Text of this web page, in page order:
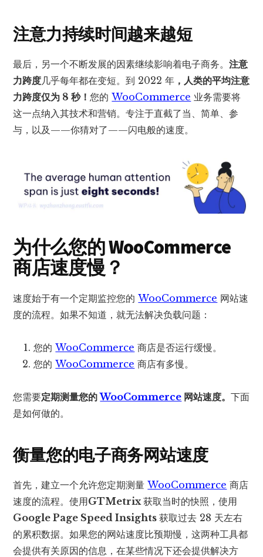
注意力持续时间越来越短
最后，另一个不断发展的因素继续影响着电子商务。注意
力跨度几乎每年都在变短。到 2022 年 ，人类的平均注意
力跨度仅为 8 秒！您的WooCommerce 业务需要将
这一点纳入其技术和营销。专注于直截了当、简单、参
与，以及——你猜对了——闪电般的速度。
为什么您的 WooCommerce
商店速度慢？
速度始于有一个定期监控您的WooCommerce 网站速
度的流程。如果不知道，就无法解决负载问题：
您的WooCommerce 商店是否运行缓慢。
您的WooCommerce 商店有多慢。
您需要定期测量您的WooCommerce 网站速度。下面
是如何做的。
衡量您的电子商务网站速度
首先，建立一个允许您定期测量WooCommerce 商店
速度的流程。使用GTMetrix获取当时的快照，使用
Google Page Speed Insights获取过去 28 天左右
的累积数据。如果您的网站速度比预期慢，这两种工具都
会提供有关原因的信息，在某些情况下还会提供解决方